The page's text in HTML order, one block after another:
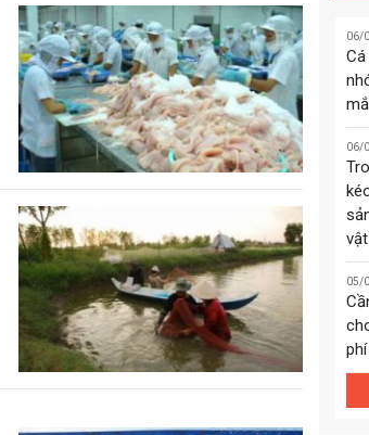
nghiệp.
06/
06/
05/